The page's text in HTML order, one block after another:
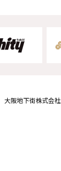
大阪地下街株式会社